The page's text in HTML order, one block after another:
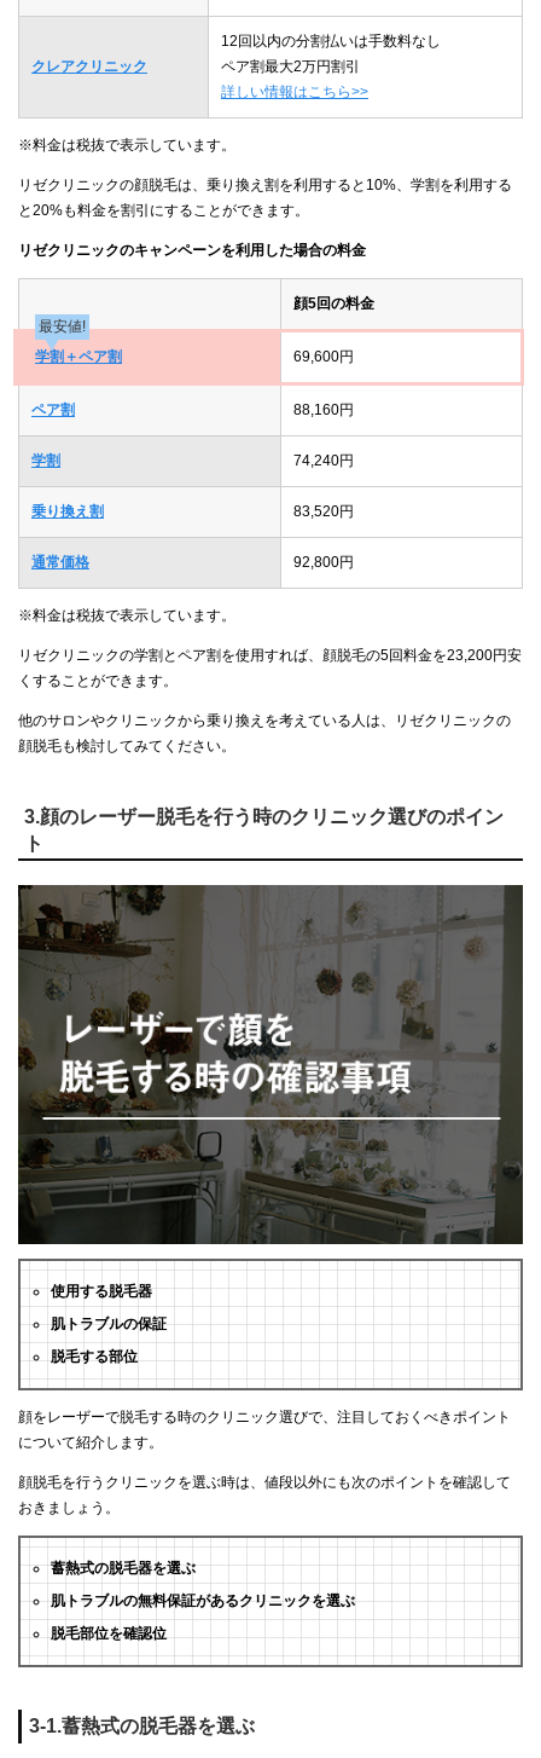
クレアクリニック
12回以内の分割払いは手数料なし
ペア割最大2万円割引
詳しい情報はこちら>>
※料金は税抜で表示しています。
リゼクリニックの顔脱毛は、乗り換え割を利用すると10%、学割を利用する
と20%も料金を割引にすることができます。
リゼクリニックのキャンペーンを利用した場合の料金
顔5回の料金
最安値!
学割＋ペア割
69,600円
ペア割 88,160円
学割 74,240円
乗り換え割 83,520円
通常価格 92,800円
※料金は税抜で表示しています。
リゼクリニックの学割とペア割を使用すれば、顔脱毛の5回料金を23,200円安
くすることができます。
他のサロンやクリニックから乗り換えを考えている人は、リゼクリニックの
顔脱毛も検討してみてください。
3.顔のレーザー脱毛を行う時のクリニック選びのポイン
ト
使用する脱毛器
肌トラブルの保証
脱毛する部位
顔をレーザーで脱毛する時のクリニック選びで、注目しておくべきポイント
について紹介します。
顔脱毛を行うクリニックを選ぶ時は、値段以外にも次のポイントを確認して
おきましょう。
蓄熱式の脱毛器を選ぶ
肌トラブルの無料保証があるクリニックを選ぶ
脱毛部位を確認位
3-1.蓄熱式の脱毛器を選ぶ